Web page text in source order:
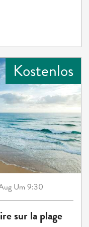
Kostenlos
Um 9:30
sur la plage